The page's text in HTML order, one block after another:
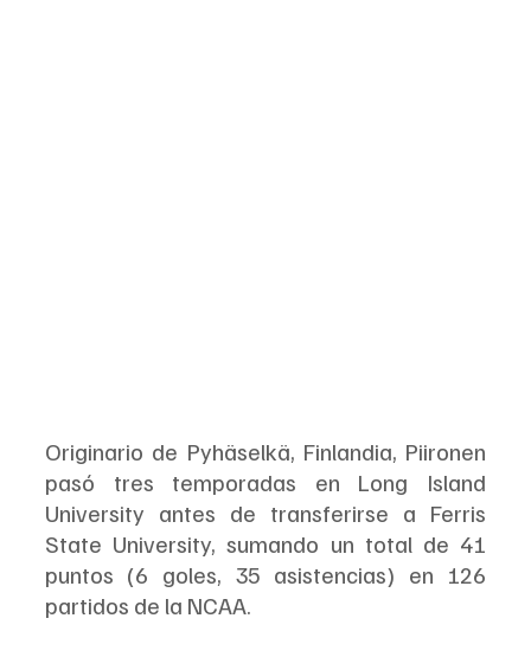
Originario de Pyhäselkä, Finlandia, Piironen
pasó tres temporadas en Long Island
University antes de transferirse a Ferris
State University, sumando un total de 41
puntos (6 goles, 35 asistencias) en 126
partidos de la NCAA.